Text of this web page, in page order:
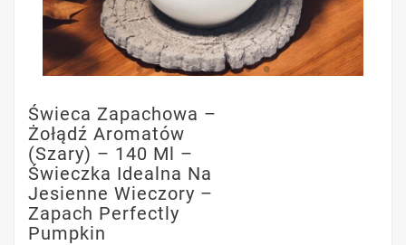
Świeca Zapachowa –
Żołądź Aromatów
(Szary) – 140 Ml –
Świeczka Idealna Na
Jesienne Wieczory –
Zapach Perfectly
Pumpkin